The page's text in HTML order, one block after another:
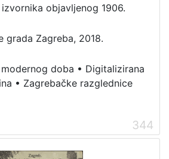
objavljenog 1906.
grada Zagreba, 2018.
doba • Digitalizirana
• Zagrebačke razglednice
344